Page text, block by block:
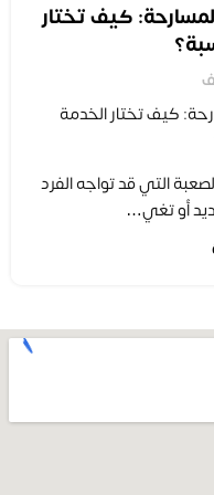
كيف تختار
كيف تختار الخدمة
التي قد تواجه الفرد
أو تغي…